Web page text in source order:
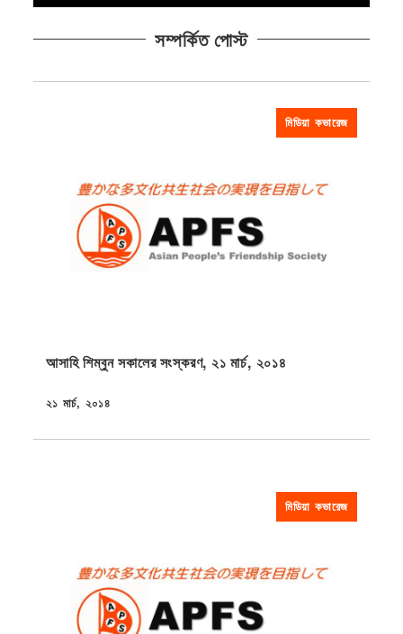
সম্পর্কিত পোস্ট
মিডিয়া কভারেজ
আসাহি শিম্বুন সকালের সংস্করণ, ২১ মার্চ, ২০১৪
প্রকাশিত
২১ মার্চ, ২০১৪
মিডিয়া কভারেজ